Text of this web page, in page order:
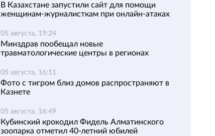
В Казахстане запустили сайт для помощи
женщинам-журналисткам при онлайн-атаках
05 августа, 19:24
Минздрав пообещал новые
травматологические центры в регионах
05 августа, 16:11
Фото с тигром близ домов распространяют в
Казнете
05 августа, 16:49
Кубинский крокодил Фидель Алматинского
зоопарка отметил 40-летний юбилей